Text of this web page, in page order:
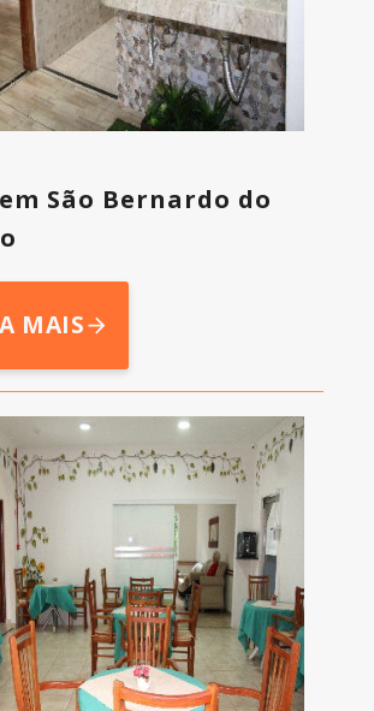
São Bernardo do
MAISarrow_forward